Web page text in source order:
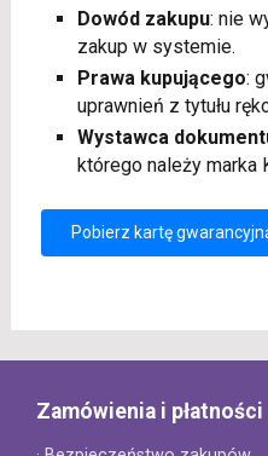
Dowód zakupu: nie
zakup w systemie.
Prawa kupującego:
uprawnień z tytułu
Wystawca
którego należy marka
Pobierz kartę
Zamówienia i płatności